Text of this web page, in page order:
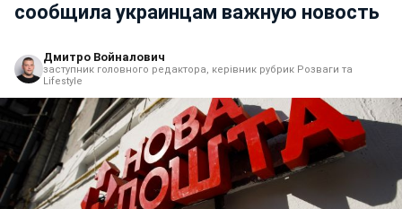
сообщила украинцам важную новость
Дмитро Войналович
заступник головного редактора, керівник рубрик Розваги та
Lifestyle